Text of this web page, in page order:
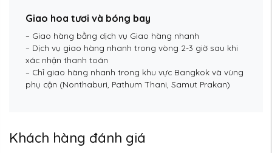
Giao hoa tươi và bóng bay
– Giao hàng bằng dịch vụ Giao hàng nhanh
– Dịch vụ giao hàng nhanh trong vòng 2-3 giờ sau khi
xác nhận thanh toán
– Chỉ giao hàng nhanh trong khu vực Bangkok và vùng
phụ cận (Nonthaburi, Pathum Thani, Samut Prakan)
Khách hàng đánh giá